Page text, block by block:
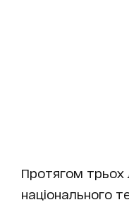
Протягом трьох
національного